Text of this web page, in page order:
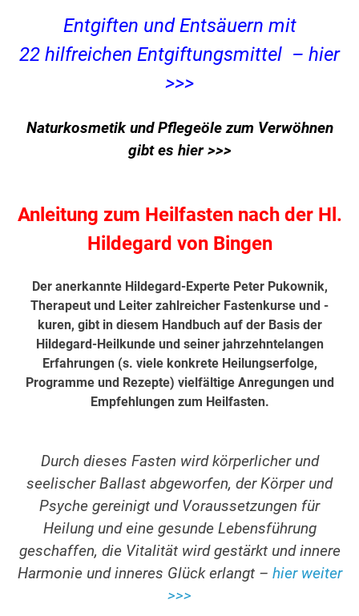
Entgiften und Entsäuern mit
22 hilfreichen Entgiftungsmittel – hier
>>>
Naturkosmetik und Pflegeöle zum Verwöhnen
gibt es hier >>>
Anleitung zum Heilfasten nach der Hl.
Hildegard von Bingen
Der anerkannte Hildegard-Experte Peter Pukownik,
Therapeut und Leiter zahlreicher Fastenkurse und -
kuren, gibt in diesem Handbuch auf der Basis der
Hildegard-Heilkunde und seiner jahrzehntelangen
Erfahrungen (s. viele konkrete Heilungserfolge,
Programme und Rezepte) vielfältige Anregungen und
Empfehlungen zum Heilfasten.
Durch dieses Fasten wird körperlicher und
seelischer Ballast abgeworfen, der Körper und
Psyche gereinigt und Voraussetzungen für
Heilung und eine gesunde Lebensführung
geschaffen, die Vitalität wird gestärkt und innere
Harmonie und inneres Glück erlangt – hier weiter
>>>